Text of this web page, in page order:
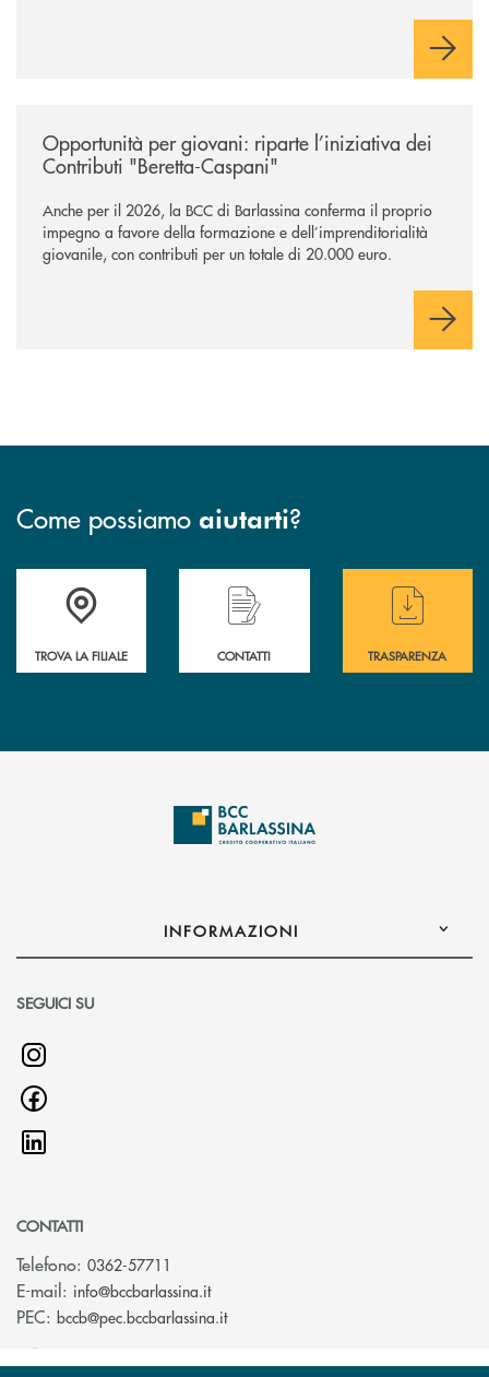
Opportunità per giovani: riparte l’iniziativa dei
Contributi "Beretta-Caspani"
Anche per il 2026, la BCC di Barlassina conferma il proprio
impegno a favore della formazione e dell’imprenditorialità
giovanile, con contributi per un totale di 20.000 euro.
Come possiamo aiutarti?
Accedi all' elenco completo delle filiali di BCC Barlassina.
TROVA LA FILIALE
Hai bisogno di assistenza immediata ?
CONTATTI
Hai bisogno di
TRASPARENZA
INFORMAZIONI
SEGUICI SU
CONTATTI
Telefono: 0362-57711
E-mail: info@bccbarlassina.it(si apre l’app di posta elettronica)
PEC: bccb@pec.bccbarlassina.it(si apre l’app di posta elettronica)